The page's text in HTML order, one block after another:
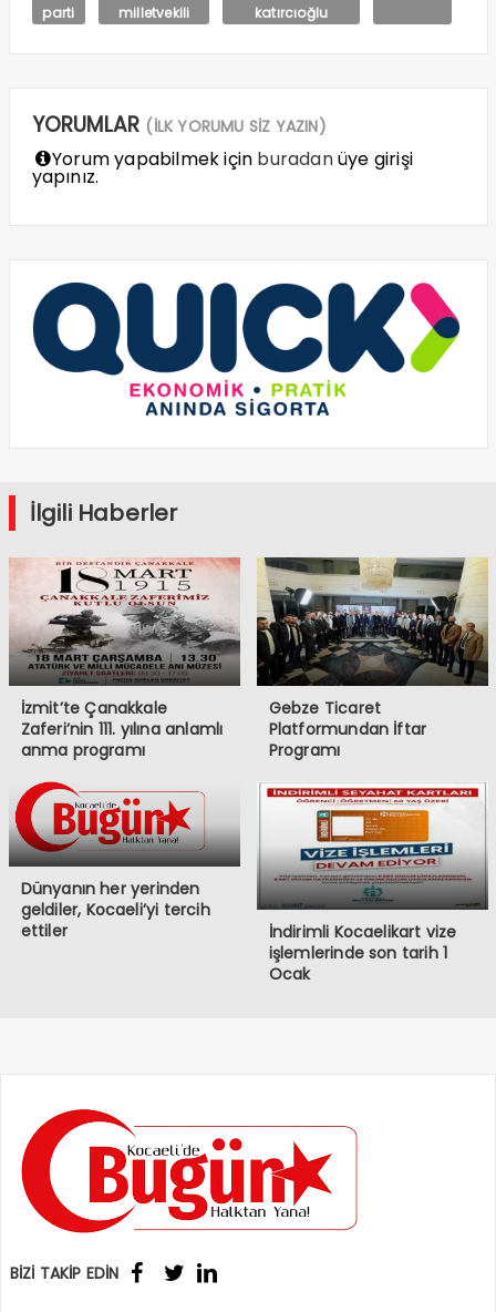
parti
milletvekili
katırcıoğlu
YORUMLAR (İLK YORUMU SİZ YAZIN)
Yorum yapabilmek için buradanüye girişi
yapınız.
İlgili Haberler
İzmit’te Çanakkale
Zaferi’nin 111. yılına anlamlı
anma programı
Gebze Ticaret
Platformundan İftar
Programı
Dünyanın her yerinden
geldiler, Kocaeli’yi tercih
ettiler
İndirimli Kocaelikart vize
işlemlerinde son tarih 1
Ocak
BİZİ TAKİP EDİN